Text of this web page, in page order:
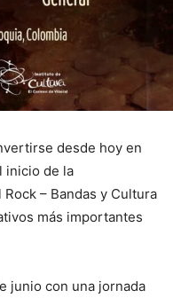
desde hoy en
inicio de la
– Bandas y Cultura
más importantes
junio con una jornada